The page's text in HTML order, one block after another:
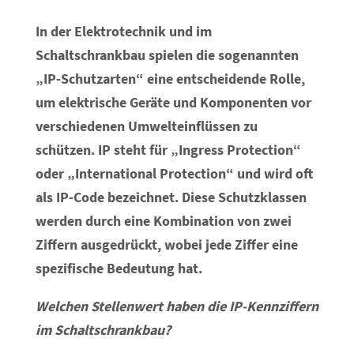
In der Elektrotechnik und im
Schaltschrankbau spielen die sogenannten
„IP-Schutzarten“ eine entscheidende Rolle,
um elektrische Geräte und Komponenten vor
verschiedenen Umwelteinflüssen zu
schützen. IP steht für „Ingress Protection“
oder „International Protection“ und wird oft
als IP-Code bezeichnet. Diese Schutzklassen
werden durch eine Kombination von zwei
Ziffern ausgedrückt, wobei jede Ziffer eine
spezifische Bedeutung hat.
Welchen Stellenwert haben die IP-Kennziffern
im Schaltschrankbau?